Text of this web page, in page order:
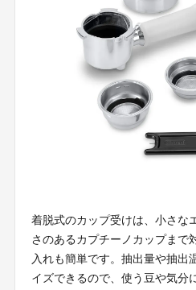
着脱式のカップ受けは、小さな
さのあるカプチーノカップまで
入れも簡単です。抽出量や抽出
イズできるので、使う豆や気分